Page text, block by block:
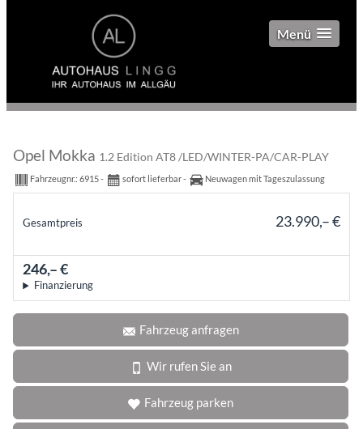
Menü
Opel Mokka 1.2 Edition AT8 /LED/WINTER-PA/CAR-PLAY
Fahrzeugnr.: 6915 sofort lieferbar Neuwagen mit Tageszulassung
Gesamtpreis 23.990,– €
246,– €
Finanzierung
Fahrzeug anfragen
Wir rufen Sie an
Fahrzeug parken